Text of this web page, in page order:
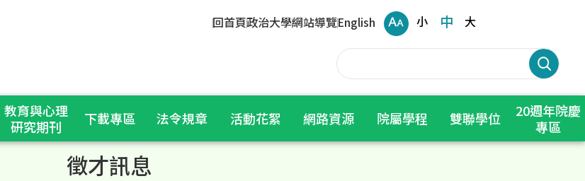
回首頁政治大學網站導覽English 小 中 大
教育與心理
研究期刊
下載專區 法令規章 活動花絮 網路資源 院屬學程 雙聯學位
20週年院慶
專區
徵才訊息